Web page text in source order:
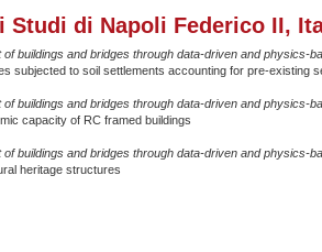
di Napoli Federico II,
buildings and bridges through data-driven and physics-
subjected to soil settlements accounting for pre-existing
buildings and bridges through data-driven and physics-
capacity of RC framed buildings
buildings and bridges through data-driven and physics-
heritage structures